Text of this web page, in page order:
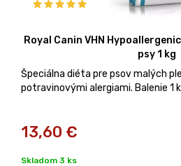
Royal Canin VHN
psy 1 kg
Špeciálna diéta pre psov malých
potravinovými alergiami. Balenie 1
13,60 €
Skladom 3 ks